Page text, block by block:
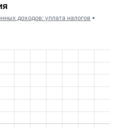
доходов: уплата налогов